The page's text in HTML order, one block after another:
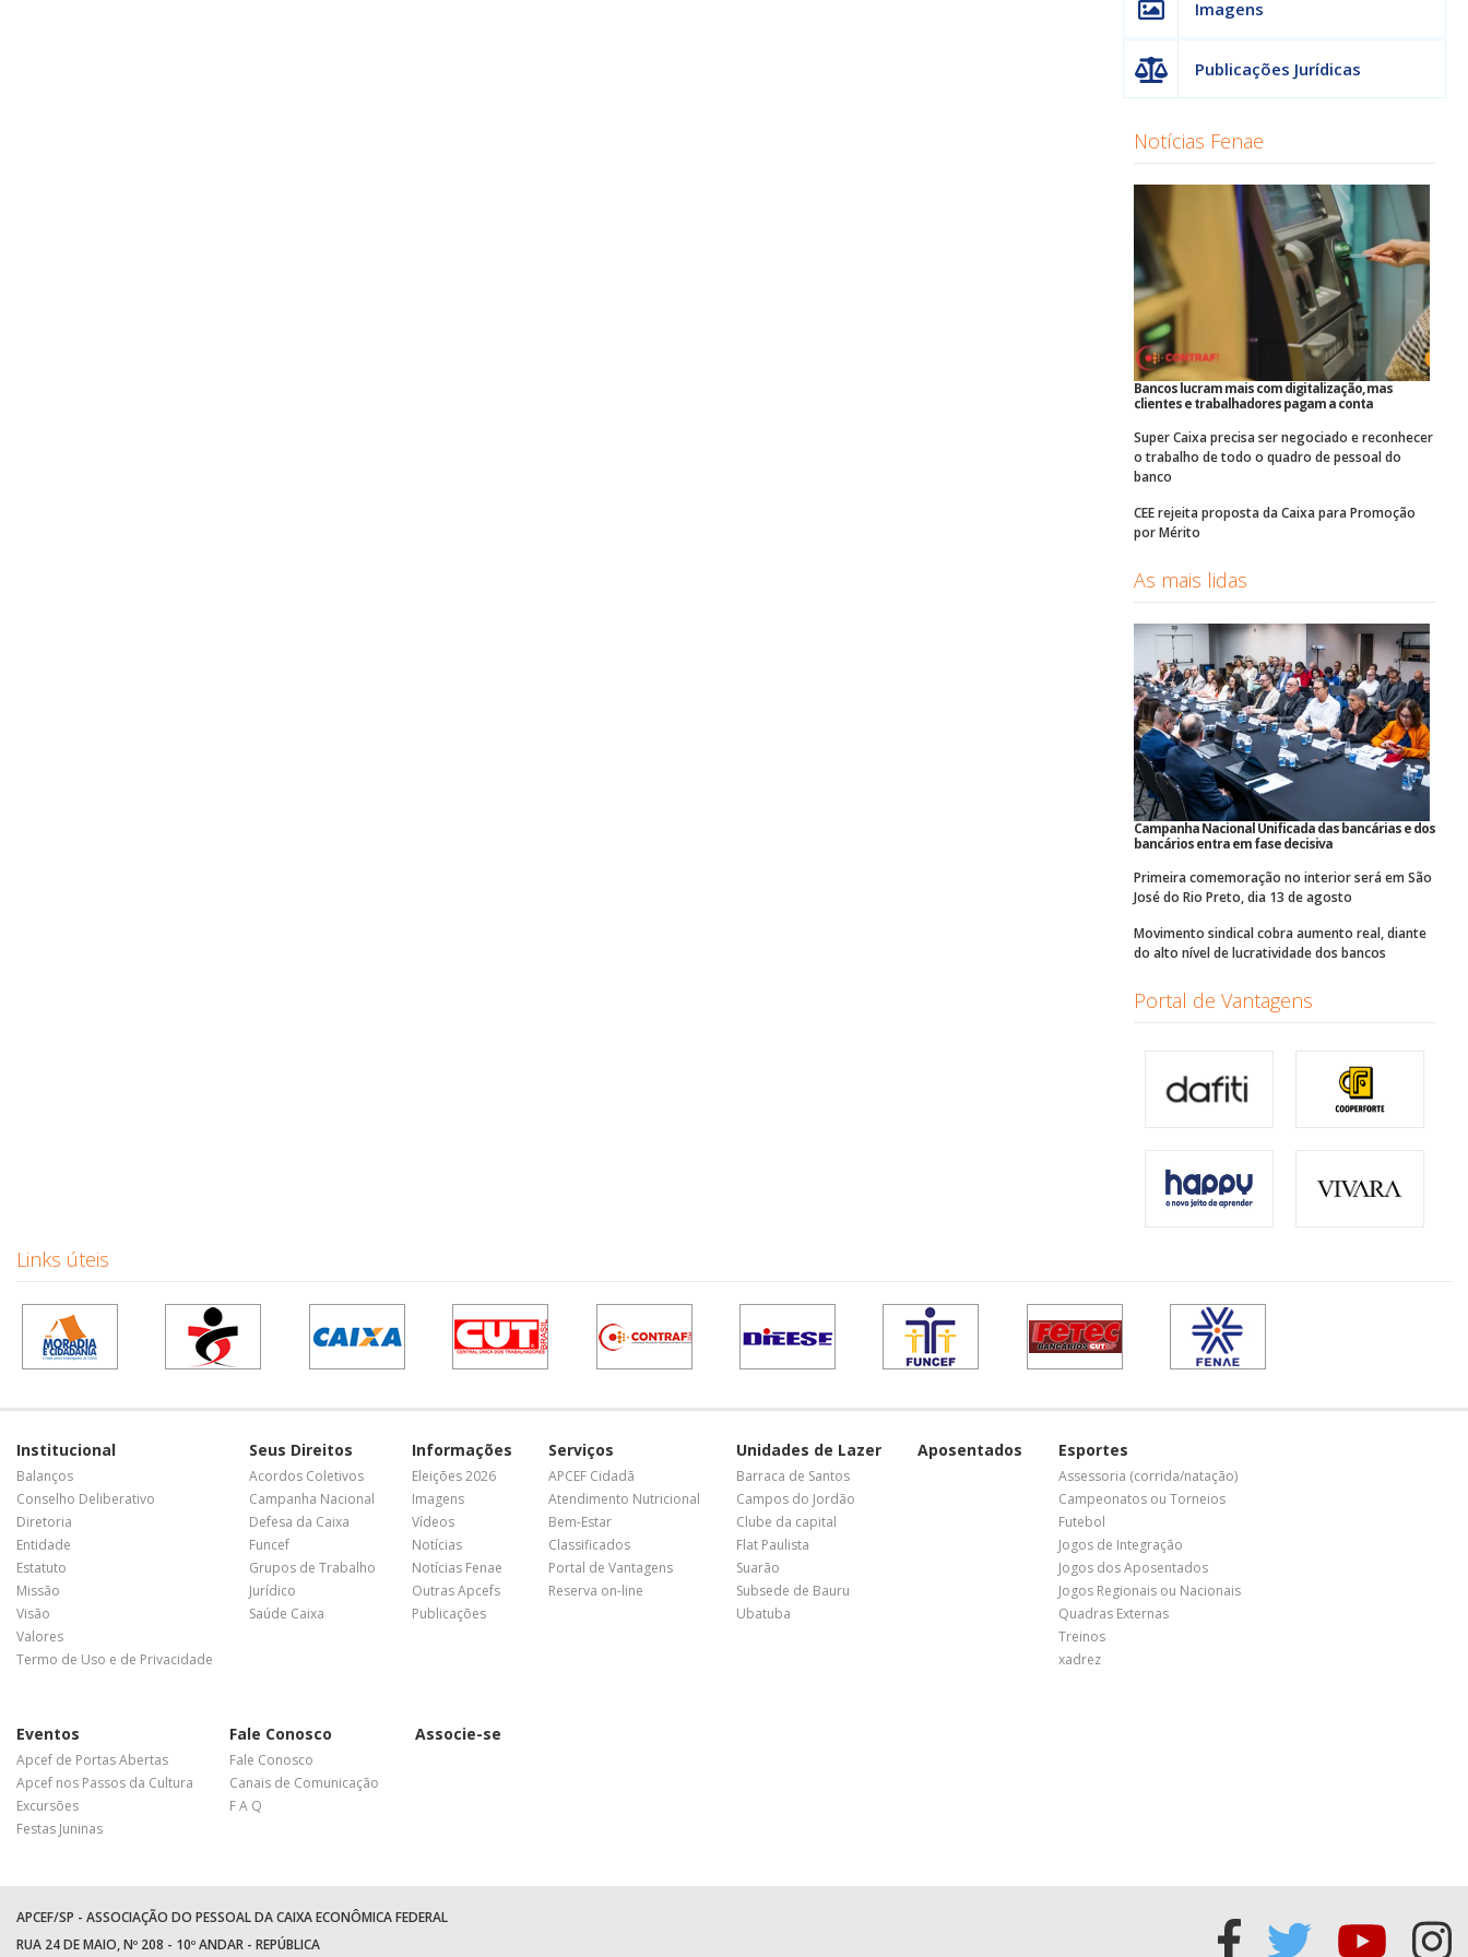
Imagens
Publicações Jurídicas
Notícias Fenae
Bancos lucram mais com digitalização, mas
clientes e trabalhadores pagam a conta
Super Caixa precisa ser negociado e reconhecer
o trabalho de todo o quadro de pessoal do
banco
CEE rejeita proposta da Caixa para Promoção
por Mérito
As mais lidas
Campanha Nacional Unificada das bancárias e dos
bancários entra em fase decisiva
Primeira comemoração no interior será em São
José do Rio Preto, dia 13 de agosto
Movimento sindical cobra aumento real, diante
do alto nível de lucratividade dos bancos
Portal de Vantagens
Links úteis
Institucional
Balanços
Conselho Deliberativo
Diretoria
Entidade
Estatuto
Missão
Visão
Valores
Termo de Uso e de Privacidade
Seus Direitos
Acordos Coletivos
Campanha Nacional
Defesa da Caixa
Funcef
Grupos de Trabalho
Jurídico
Saúde Caixa
Informações
Eleições 2026
Imagens
Vídeos
Notícias
Notícias Fenae
Outras Apcefs
Publicações
Serviços
APCEF Cidadã
Atendimento Nutricional
Bem-Estar
Classificados
Portal de Vantagens
Reserva on-line
Unidades de Lazer
Barraca de Santos
Campos do Jordão
Clube da capital
Flat Paulista
Suarão
Subsede de Bauru
Ubatuba
Aposentados Esportes
Assessoria (corrida/natação)
Campeonatos ou Torneios
Futebol
Jogos de Integração
Jogos dos Aposentados
Jogos Regionais ou Nacionais
Quadras Externas
Treinos
xadrez
Eventos
Apcef de Portas Abertas
Apcef nos Passos da Cultura
Excursões
Festas Juninas
Fale Conosco
Fale Conosco
Canais de Comunicação
F A Q
Associe-se
APCEF/SP - ASSOCIAÇÃO DO PESSOAL DA CAIXA ECONÔMICA FEDERAL
RUA 24 DE MAIO, Nº 208 - 10º ANDAR - REPÚBLICA
Acessar
Acessar